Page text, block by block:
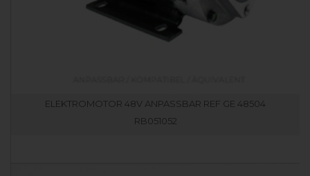
ELEKTROMOTOR 48V ANPASSBAR REF GE 48504
RB051052